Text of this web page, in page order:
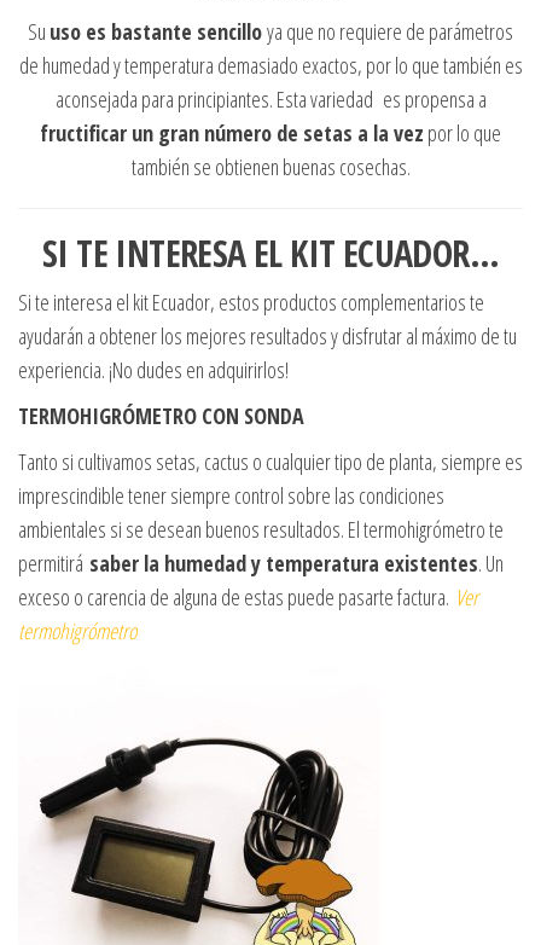
Su uso es bastante sencilloya que no requiere de parámetros
de humedad y temperatura demasiado exactos, por lo que también es
aconsejada para principiantes. Esta variedad es propensa a
fructificar un gran número de setas a la vez por lo que
también se obtienen buenas cosechas.
SI TE INTERESA EL KIT ECUADOR…
Si te interesa el kit Ecuador, estos productos complementarios te
ayudarán a obtener los mejores resultados y disfrutar al máximo de tu
experiencia. ¡No dudes en adquirirlos!
TERMOHIGRÓMETRO CON SONDA
Tanto si cultivamos setas, cactus o cualquier tipo de planta, siempre es
imprescindible tener siempre control sobre las condiciones
ambientales si se desean buenos resultados. El termohigrómetro te
permitirá saber la humedad y temperatura existentes. Un
exceso o carencia de alguna de estas puede pasarte factura. Ver
termohigrómetro